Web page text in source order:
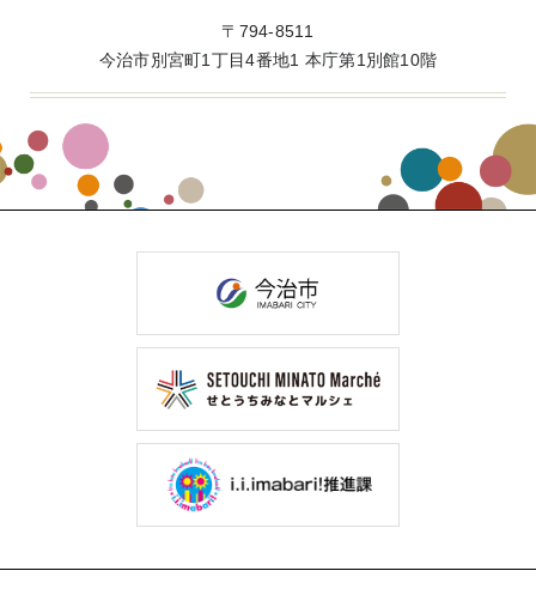
〒794-8511
今治市別宮町1丁目4番地1 本庁第1別館10階